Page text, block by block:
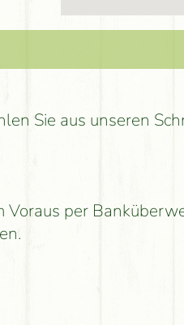
Sie aus unseren
Voraus per